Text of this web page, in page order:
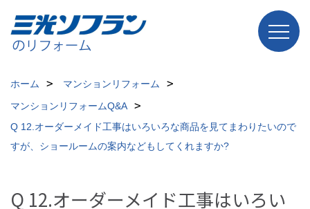
ホーム
マンションリフォーム
マンションリフォームQ&A
Q 12.オーダーメイド工事はいろいろな商品を見てまわりたいので
すが、ショールームの案内などもしてくれますか?
Q 12.オーダーメイド工事はいろい